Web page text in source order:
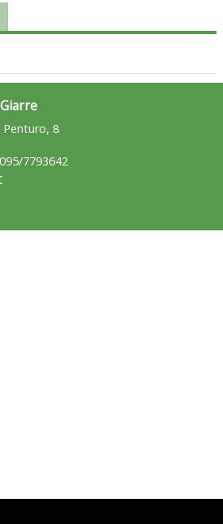
relazione di Tiziano Pesce al CN Uisp
Penturo, 8
7793642